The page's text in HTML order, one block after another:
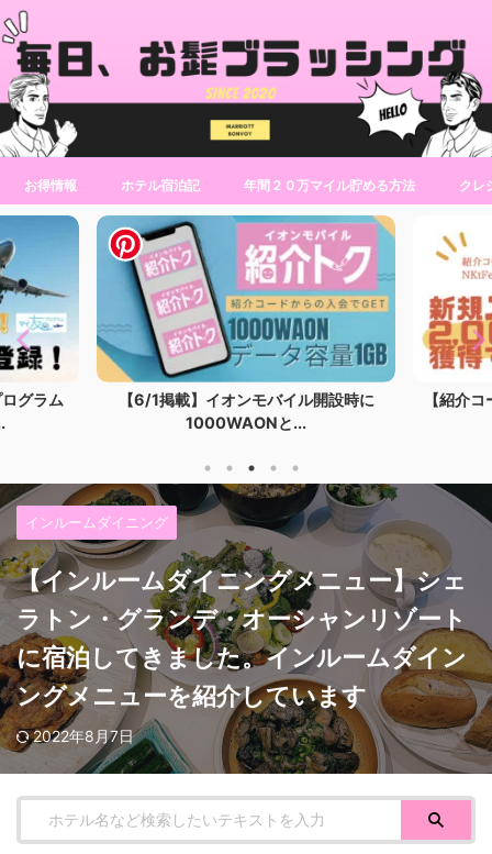
お得情報 ホテル宿泊記 年間２０万マイル貯める方法 クレ
グラム
【6/1掲載】イオンモバイル開設時に
1000WAONと...
【紹介
インルームダイニング
【インルームダイニングメニュー】シェ
ラトン・グランデ・オーシャンリゾート
に宿泊してきました。インルームダイン
ングメニューを紹介しています
2022年8月7日